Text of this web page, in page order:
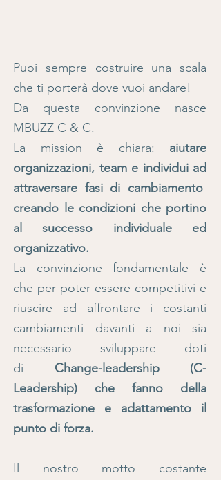
Puoi sempre costruire una scala
che ti porterà dove vuoi andare!
Da questa convinzione nasce
MBUZZ C & C.
La mission è chiara: aiutare
organizzazioni, team e individui ad
attraversare fasi di cambiamento
creando le condizioni che portino
al successo individuale ed
organizzativo.
La convinzione fondamentale è
che per poter essere competitivi e
riuscire ad affrontare i costanti
cambiamenti davanti a noi sia
necessario sviluppare doti
di Change-leadership (C-
Leadership) che fanno della
trasformazione e adattamento il
punto di forza.
Il nostro motto costante